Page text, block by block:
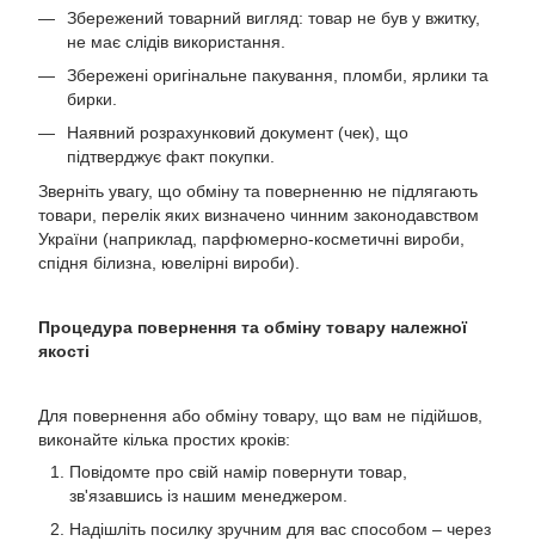
Збережений товарний вигляд: товар не був у вжитку,
не має слідів використання.
Збережені оригінальне пакування, пломби, ярлики та
бирки.
Наявний розрахунковий документ (чек), що
підтверджує факт покупки.
Зверніть увагу, що обміну та поверненню не підлягають
товари, перелік яких визначено чинним законодавством
України (наприклад, парфюмерно-косметичні вироби,
спідня білизна, ювелірні вироби).
Процедура повернення та обміну товару належної
якості
Для повернення або обміну товару, що вам не підійшов,
виконайте кілька простих кроків:
Повідомте про свій намір повернути товар,
зв'язавшись із нашим менеджером.
Надішліть посилку зручним для вас способом – через